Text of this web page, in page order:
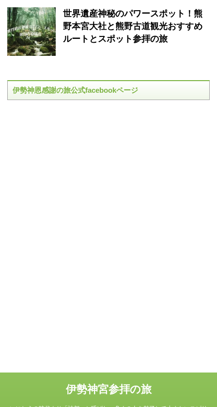
世界遺産神秘のパワースポット！熊
野本宮大社と熊野古道観光おすすめ
ルートとスポット参拝の旅
伊勢神恩感謝の旅公式facebookページ
伊勢神宮参拝の旅